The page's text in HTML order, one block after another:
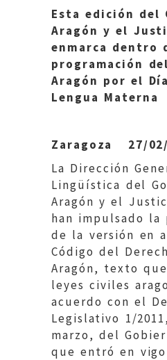
Esta edición del
Aragón y el
enmarca dentro
programación
Aragón por el
Lengua Materna
Zaragoza 27/
La Dirección
Lingüística del
Aragón y el
han impulsado la
de la versión en
Código del
Aragón, texto
leyes civiles
acuerdo con el
Legislativo 1/
marzo, del
que entró en